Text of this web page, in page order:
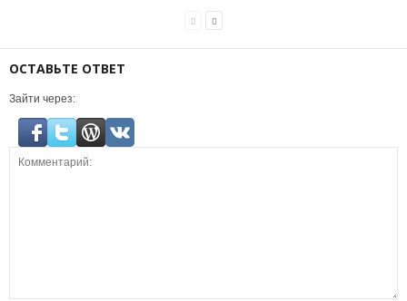
ОСТАВЬТЕ ОТВЕТ
Зайти через: